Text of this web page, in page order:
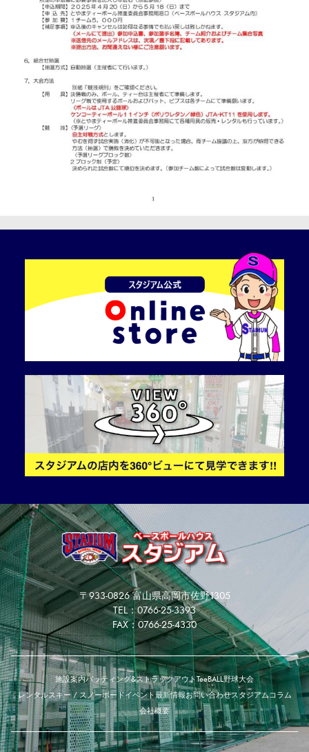
〒933-0826 富山県高岡市佐野1305
TEL：0766-25-3393
FAX：0766-25-4330
施設案内バッティング&ストラックアウトTeeBALL野球大会
レンタルスキー / スノーボードイベント最新情報お問い合わせスタジアムコラム
会社概要